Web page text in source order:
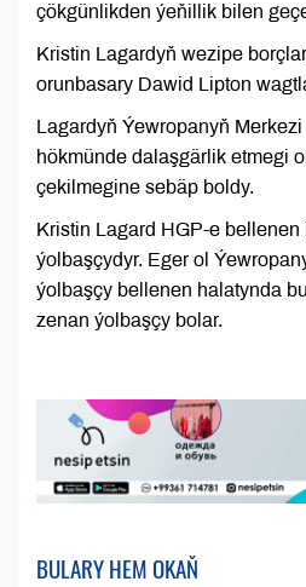
çökgünlikden ýeňillik bilen
Kristin Lagardyň wezipe
orunbasary Dawid Lipton
Lagardyň Ýewropanyň
hökmünde dalaşgärlik etmegi
çekilmegine sebäp boldy.
Kristin Lagard HGP-e
ýolbaşçydyr. Eger ol
ýolbaşçy bellenen halatynda
zenan ýolbaşçy bolar.
BULARY HEM OKAŇ